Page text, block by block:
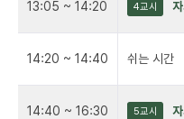
13:05 ~ 14:20 4교시
14:20 ~ 14:40 쉬는 시간
14:40 ~ 16:30 5교시